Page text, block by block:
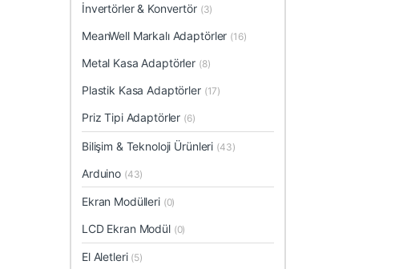
İnvertörler & Konvertör (3)
MeanWell Markalı Adaptörler (16)
Metal Kasa Adaptörler (8)
Plastik Kasa Adaptörler (17)
Priz Tipi Adaptörler (6)
Bilişim & Teknoloji Ürünleri (43)
Arduino (43)
Ekran Modülleri (0)
LCD Ekran Modül (0)
El Aletleri (5)